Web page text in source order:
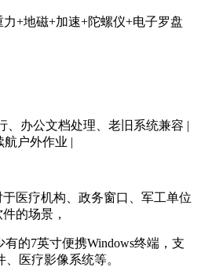
力+地磁+加速+陀螺仪+电子罗盘
、办公文档处理、老旧系统兼容 |
航户外作业 |
医疗机构、政务窗口、军工单位
的场景，
有的7英寸便携Windows终端，支
医疗影像系统等。